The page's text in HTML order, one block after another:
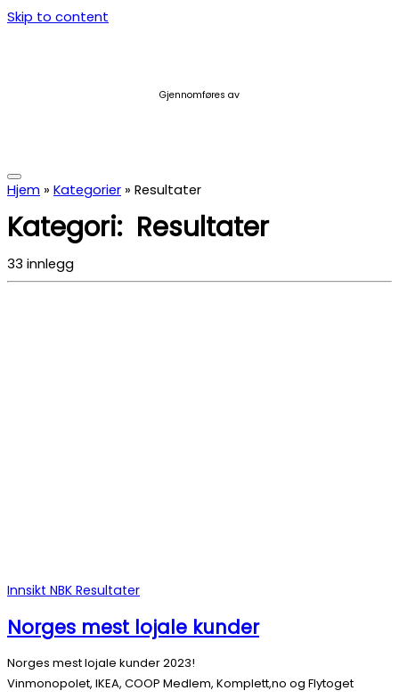
Skip to content
Gjennomføres av
Hjem » Kategorier » Resultater
Kategori: Resultater
33 innlegg
Innsikt NBK Resultater
Norges mest lojale kunder
Norges mest lojale kunder 2023!
Vinmonopolet, IKEA, COOP Medlem, Komplett,no og Flytoget